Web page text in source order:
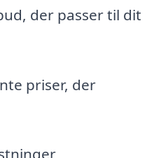
der passer til dit
priser, der